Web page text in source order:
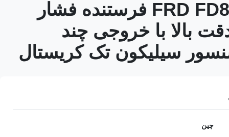
سنسور FRD FD80A فرستنده فشار
بالا با خروجی چند
سیلیکون تک کریستال
چین